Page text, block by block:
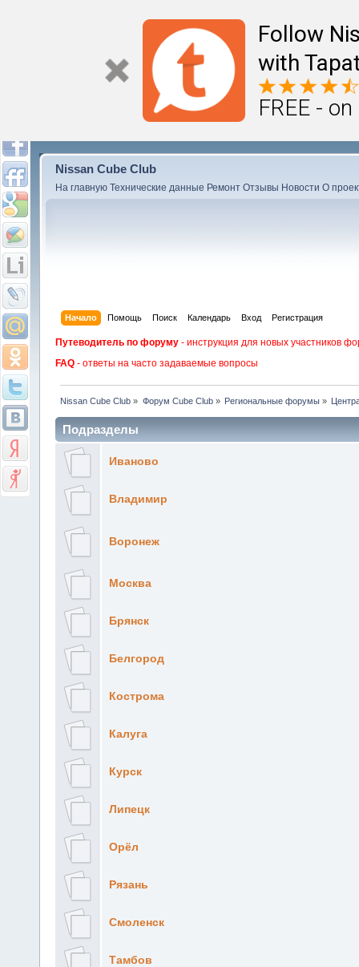
Follow
with
FREE -
Nissan Cube Club
На главную Технические данные Ремонт Отзывы Новости О
Начало Помощь Поиск Календарь Вход Регистрация
Путеводитель по форуму - инструкция для новых участников
FAQ - ответы на часто задаваемые вопросы
Nissan Cube Club » Форум Cube Club» Региональные форумы»
Подразделы
Иваново
Владимир
Воронеж
Москва
Брянск
Белгород
Кострома
Калуга
Курск
Липецк
Орёл
Рязань
Смоленск
Тамбов